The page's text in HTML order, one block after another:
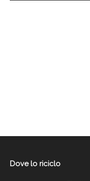
Dove lo riciclo